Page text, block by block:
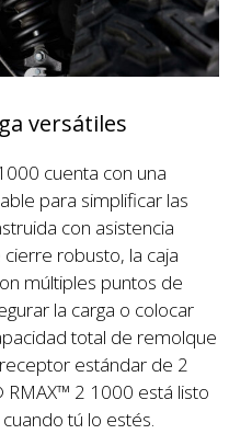
versátiles
cuenta con una
para simplificar las
con asistencia
robusto, la caja
múltiples puntos de
la carga o colocar
total de remolque
estándar de 2
2 1000 está listo
tú lo estés.